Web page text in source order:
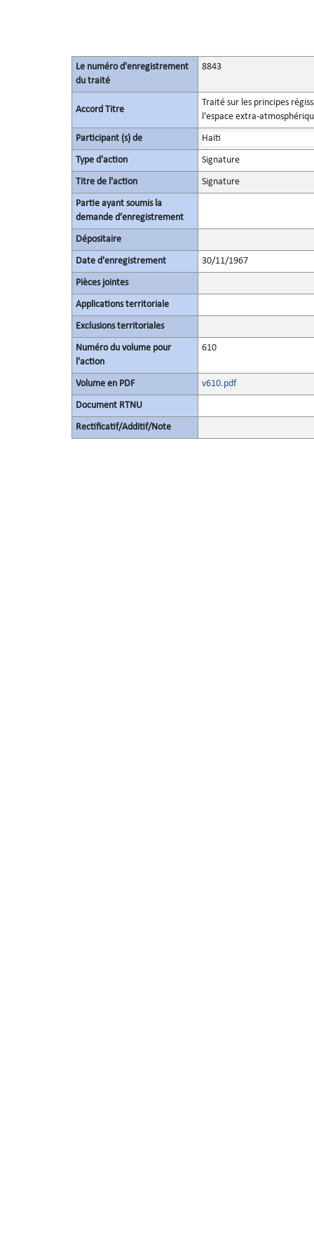
Le numéro d'enregistrement
du traité
8843
Accord Titre
Traité sur les principes
l'espace extra-
Participant (s) de Haïti
Type d'action Signature
Titre de l'action Signature
Partie ayant soumis la
demande d’enregistrement
Dépositaire
Date d'enregistrement 30/11/1967
Pièces jointes
Applications territoriale
Exclusions territoriales
Numéro du volume pour
l'action
610
Volume en PDF v610.pdf
Document RTNU
Rectificatif/Additif/Note